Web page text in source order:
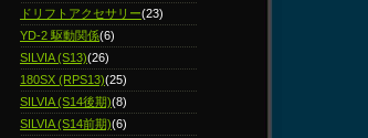
ドリフトアクセサリー(23)
YD-2 駆動関係(6)
SILVIA (S13)(26)
180SX (RPS13)(25)
SILVIA (S14後期)(8)
SILVIA (S14前期)(6)